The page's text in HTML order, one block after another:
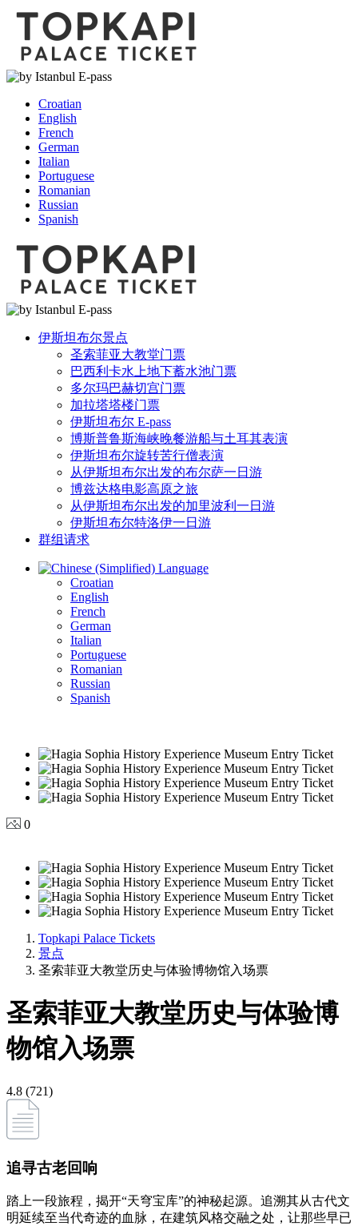
Croatian
English
French
German
Italian
Portuguese
Romanian
Russian
Spanish
伊斯坦布尔景点
圣索菲亚大教堂门票
巴西利卡水上地下蓄水池门票
多尔玛巴赫切宫门票
加拉塔塔楼门票
伊斯坦布尔 E-pass
博斯普鲁斯海峡晚餐游船与土耳其表演
伊斯坦布尔旋转苦行僧表演
从伊斯坦布尔出发的布尔萨一日游
博兹达格电影高原之旅
从伊斯坦布尔出发的加里波利一日游
伊斯坦布尔特洛伊一日游
群组请求
Language
Croatian
English
French
German
Italian
Portuguese
Romanian
Russian
Spanish
0
Topkapi Palace Tickets
景点
圣索菲亚大教堂历史与体验博物馆入场票
圣索菲亚大教堂历史与体验博
物馆入场票
4.8 (721)
追寻古老回响
踏上一段旅程，揭开“天穹宝库”的神秘起源。追溯其从古代文
明延续至当代奇迹的血脉，在建筑风格交融之处，让那些早已